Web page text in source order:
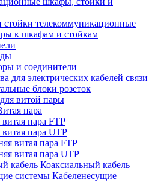
телекоммуникационные
к шкафам и стойкам
и соединители
для электрических кабелей связи
блоки розеток
витой пары
пара
пара FTP
пара UTP
витая пара FTP
витая пара UTP
Коаксиальный кабель
Кабеленесущие